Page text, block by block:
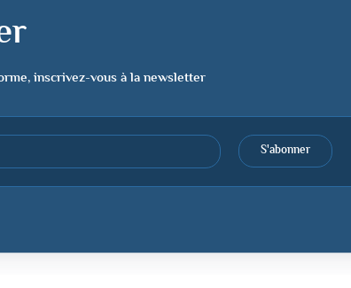
inscrivez-vous à la newsletter
S'abonner